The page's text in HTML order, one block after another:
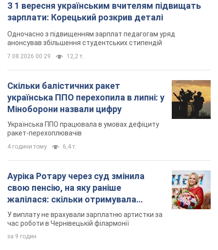
З 1 вересня українським вчителям підвищать
зарплати: Корецький розкрив деталі
Одночасно з підвищенням зарплат педагогам уряд
анонсував збільшення студентських стипендій
7.08.2026 00:29 12,2 т.
Скільки балістичних ракет
українська ППО перехопила в липні: у
Міноборони назвали цифру
Українська ППО працювала в умовах дефіциту
ракет-перехоплювачів
4 години тому 6,4 т.
Ауріка Ротару через суд змінила
свою пенсію, на яку раніше
жалілася: скільки отримувала
співачка
У виплату не врахували зарплатню артистки за
час роботи в Чернівецькій філармонії
за 9 годин